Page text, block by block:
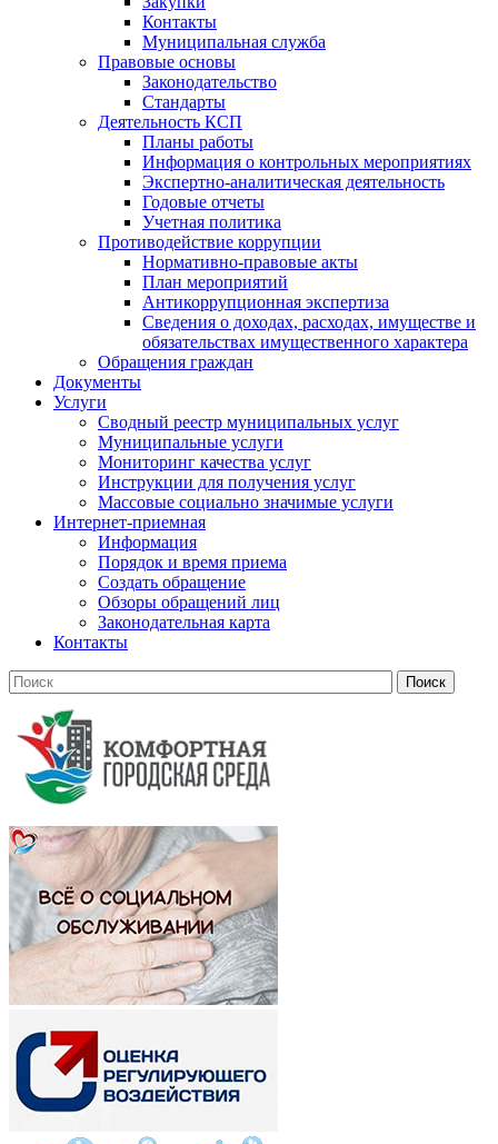
Контакты
Муниципальная служба
Правовые основы
Законодательство
Стандарты
Деятельность КСП
Планы работы
Информация о контрольных мероприятиях
Экспертно-аналитическая деятельность
Годовые отчеты
Учетная политика
Противодействие коррупции
Нормативно-правовые акты
План мероприятий
Антикоррупционная экспертиза
Сведения о доходах, расходах, имуществе и
обязательствах имущественного характера
Обращения граждан
Документы
Услуги
Сводный реестр муниципальных услуг
Муниципальные услуги
Мониторинг качества услуг
Инструкции для получения услуг
Массовые социально значимые услуги
Интернет-приемная
Информация
Порядок и время приема
Создать обращение
Обзоры обращений лиц
Законодательная карта
Контакты